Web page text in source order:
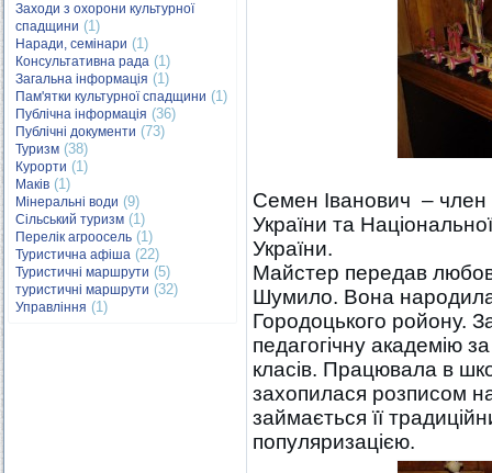
Заходи з охорони культурної
спадщини (1)
Наради, семінари (1)
Консультативна рада (1)
Загальна інформація (1)
Пам'ятки культурної спадщини (1)
Публічна інформація (36)
Публічні документи (73)
Туризм (38)
Курорти (1)
Маків (1)
Мінеральні води (9)
Сільський туризм (1)
Перелік агроосель (1)
Туристична афіша (22)
Туристичні маршрути (5)
туристичні маршрути (32)
Управління (1)
Семен Іванович – член
України та
України.
Майстер передав любов
Шумило. Вона
Городоцького ройону.
педагогічну академію
класів. Працювала в
захопилася розписом
займається її
популяризацією.